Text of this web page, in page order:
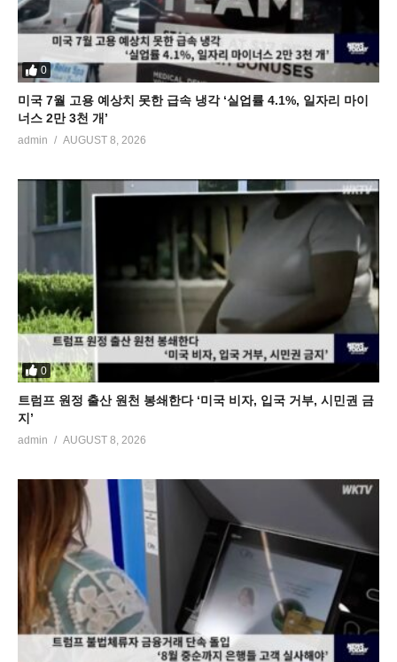
0
미국 7월 고용 예상치 못한 급속 냉각 ‘실업률 4.1%, 일자리 마이
너스 2만 3천 개’
admin AUGUST 8, 2026
0
트럼프 원정 출산 원천 봉쇄한다 ‘미국 비자, 입국 거부, 시민권 금
지’
admin AUGUST 8, 2026